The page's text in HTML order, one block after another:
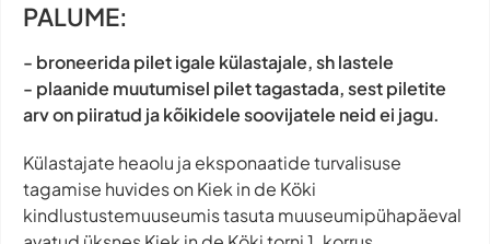
PALUME:
- broneerida pilet igale külastajale, sh lastele
- plaanide muutumisel pilet tagastada, sest piletite
arv on piiratud ja kõikidele soovijatele neid ei jagu.
Külastajate heaolu ja eksponaatide turvalisuse
tagamise huvides on Kiek in de Köki
kindlustustemuuseumis tasuta muuseumipühapäeval